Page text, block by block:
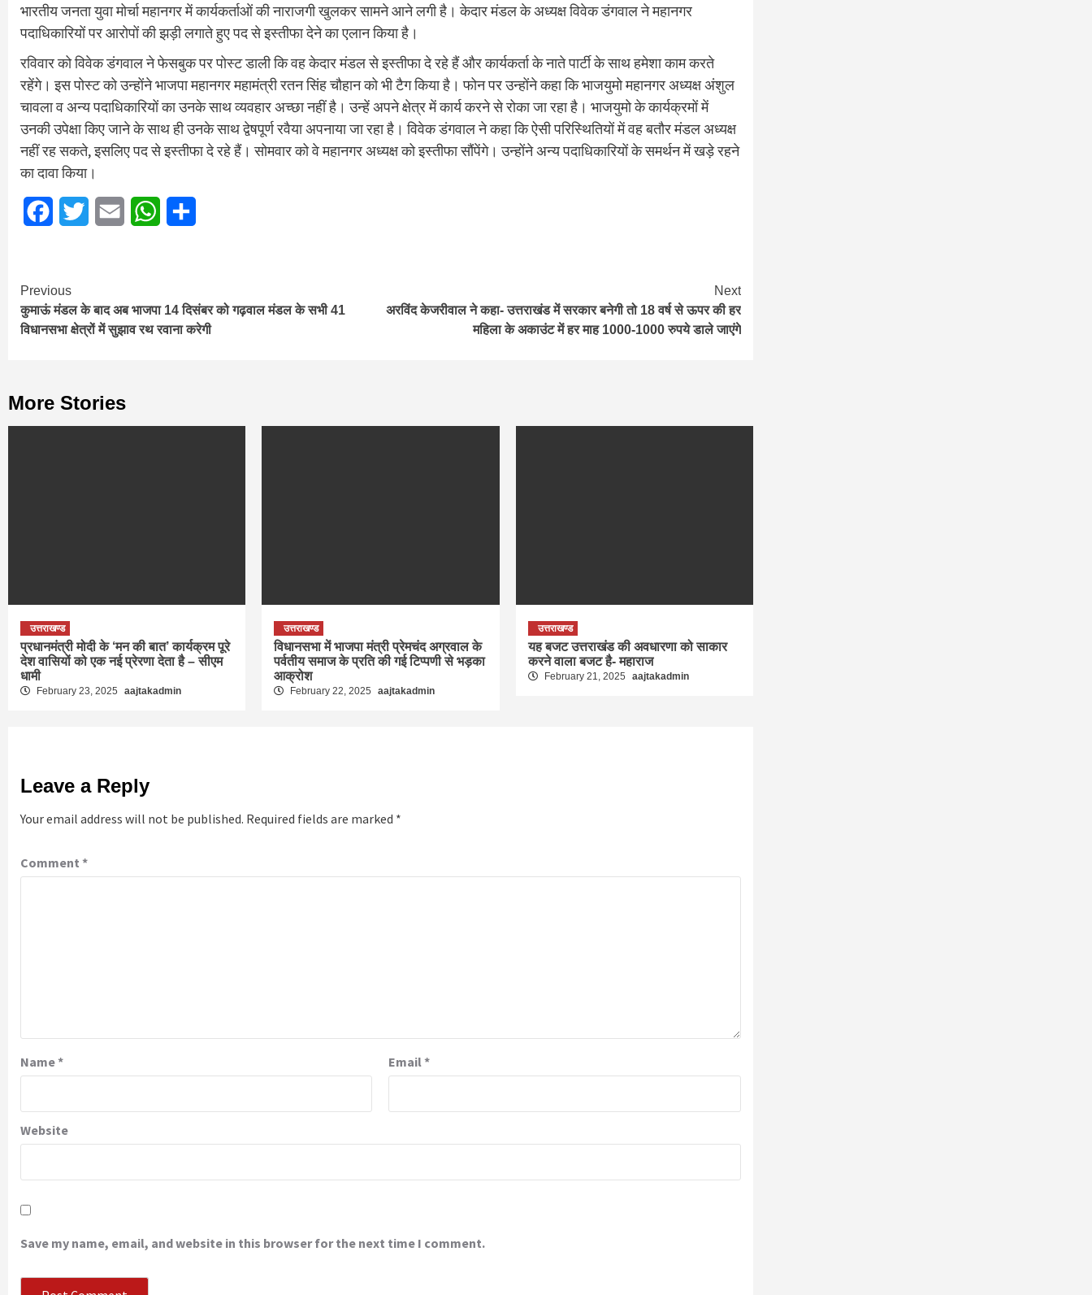
भारतीय जनता युवा मोर्चा महानगर में कार्यकर्ताओं की नाराजगी खुलकर सामने आने लगी है। केदार मंडल के अध्यक्ष विवेक डंगवाल ने महानगर
पदाधिकारियों पर आरोपों की झड़ी लगाते हुए पद से इस्तीफा देने का एलान किया है।
रविवार को विवेक डंगवाल ने फेसबुक पर पोस्ट डाली कि वह केदार मंडल से इस्तीफा दे रहे हैं और कार्यकर्ता के नाते पार्टी के साथ हमेशा काम करते
रहेंगे। इस पोस्ट को उन्होंने भाजपा महानगर महामंत्री रतन सिंह चौहान को भी टैग किया है। फोन पर उन्होंने कहा कि भाजयुमो महानगर अध्यक्ष अंशुल
चावला व अन्य पदाधिकारियों का उनके साथ व्यवहार अच्छा नहीं है। उन्हें अपने क्षेत्र में कार्य करने से रोका जा रहा है। भाजयुमो के कार्यक्रमों में
उनकी उपेक्षा किए जाने के साथ ही उनके साथ द्वेषपूर्ण रवैया अपनाया जा रहा है। विवेक डंगवाल ने कहा कि ऐसी परिस्थितियों में वह बतौर मंडल अध्यक्ष
नहीं रह सकते, इसलिए पद से इस्तीफा दे रहे हैं। सोमवार को वे महानगर अध्यक्ष को इस्तीफा सौंपेंगे। उन्होंने अन्य पदाधिकारियों के समर्थन में खड़े रहने
का दावा किया।
FacebookTwitter Email WhatsApp
Continue
Reading
Previous
कुमाऊं मंडल के बाद अब भाजपा 14 दिसंबर को गढ़वाल मंडल के सभी 41
विधानसभा क्षेत्रों में सुझाव रथ रवाना करेगी
Next
अरविंद केजरीवाल ने कहा- उत्तराखंड में सरकार बनेगी तो 18 वर्ष से ऊपर की हर
महिला के अकाउंट में हर माह 1000-1000 रुपये डाले जाएंगे
More Stories
उत्तराखण्ड
प्रधानमंत्री मोदी के ‘मन की बात’ कार्यक्रम पूरे
देश वासियों को एक नई प्रेरणा देता है – सीएम
धामी
February 23, 2025 aajtakadmin
उत्तराखण्ड
विधानसभा में भाजपा मंत्री प्रेमचंद अग्रवाल के
पर्वतीय समाज के प्रति की गई टिप्पणी से भड़का
आक्रोश
February 22, 2025 aajtakadmin
उत्तराखण्ड
यह बजट उत्तराखंड की अवधारणा को साकार
करने वाला बजट है- महाराज
February 21, 2025 aajtakadmin
Leave a Reply
Your email address will not be published. Required fields are marked *
Comment *
Name* Email*
Website
Save my name, email, and website in this browser for the next time I comment.